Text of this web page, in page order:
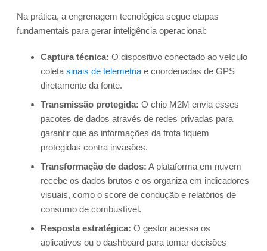
Na prática, a engrenagem tecnológica segue etapas
fundamentais para gerar inteligência operacional:
Captura técnica: O dispositivo conectado ao veículo
coleta sinais de telemetria e coordenadas de GPS
diretamente da fonte.
Transmissão protegida: O chip M2M envia esses
pacotes de dados através de redes privadas para
garantir que as informações da frota fiquem
protegidas contra invasões.
Transformação de dados: A plataforma em nuvem
recebe os dados brutos e os organiza em indicadores
visuais, como o score de condução e relatórios de
consumo de combustível.
Resposta estratégica: O gestor acessa os
aplicativos ou o dashboard para tomar decisões